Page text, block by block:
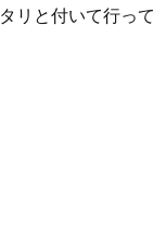
リと付いて行って